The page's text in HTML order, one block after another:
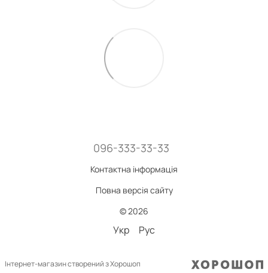
096-333-33-33
Контактна інформація
Повна версія сайту
© 2026
Укр Рус
Інтернет-магазин створений з Хорошоп